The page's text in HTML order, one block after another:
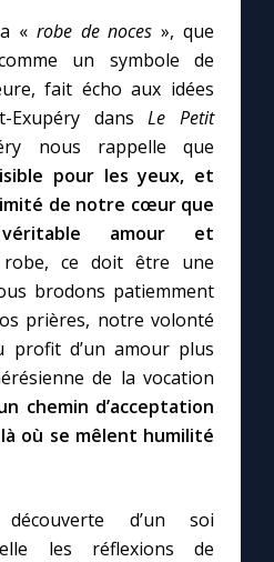
« robe de noces », que
un symbole de
fait écho aux idées
Exupéry dansLe Petit
nous rappelle que
pour les yeux, et
de notre cœur que
amour et
ce doit être une
brodons patiemment
prières, notre volonté
profit d’un amour plus
de la vocation
chemin d’acceptation
là où se mêlent humilité
d’un soi
les réflexions de